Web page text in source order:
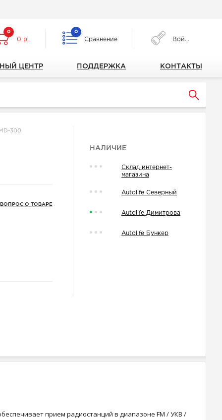
0
0 р.
0
Сравнение Войти
ЦЕНТР ПОДДЕРЖКА КОНТАКТЫ
300
ВОПРОС О ТОВАРЕ
НАЛИЧИЕ
Склад интернет-
магазина
Autolife Северный
Autolife Димитрова
Autolife Бункер
прием радиостанций в диапазоне FM / УКВ /